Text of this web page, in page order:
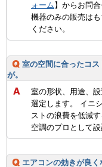
ォーム 】からお問合
機器のみの販売は
ください。
室の空間に合ったコ
が。
室の形状、用途、
選定します。 イニ
ストの浪費を低減
空調のプロとして
エアコンの効きが良